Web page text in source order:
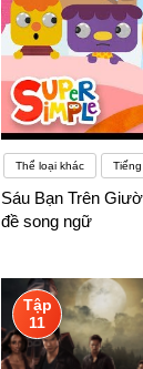
Thể loại khác
Sáu Bạn Trên
đề song ngữ
Tập
11